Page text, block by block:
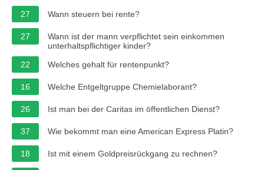
27 Wann steuern bei rente?
27
Wann ist der mann verpflichtet sein einkommen
unterhaltspflichtiger kinder?
22
Welches gehalt für rentenpunkt?
16 Welche Entgeltgruppe Chemielaborant?
26 Ist man bei der Caritas im öffentlichen Dienst?
37 Wie bekommt man eine American Express Platin?
18 Ist mit einem Goldpreisrückgang zu rechnen?